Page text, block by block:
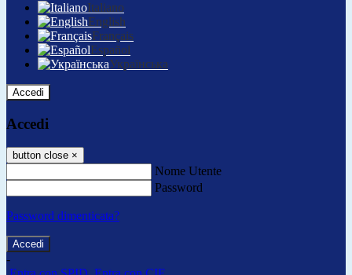
Italiano
English
Français
Español
Українська
Accedi
Accedi
button close ×
Nome Utente
Password
Password dimenticata?
-